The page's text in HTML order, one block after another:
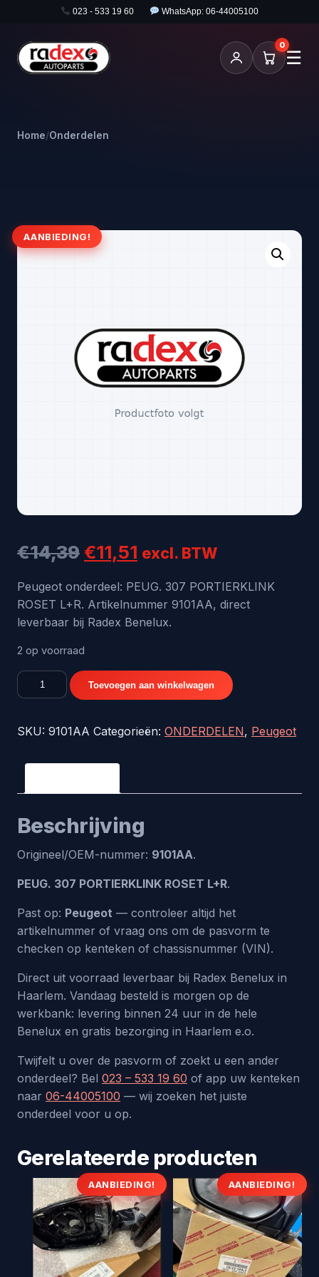
023 - 533 19 60 WhatsApp: 06-44005100
0
☰
Home/Onderdelen
AANBIEDING!
€14,39Oorspronkelijke
prijs
was:
€11,51 Huidige
prijs
is:
excl. BTW
Peugeot onderdeel: PEUG. 307 PORTIERKLINK
ROSET L+R. Artikelnummer 9101AA, direct
leverbaar bij Radex Benelux.
2 op voorraad
PEUG.
307
ROSET
9101AA
Toevoegen aan winkelwagen
SKU: 9101AA Categorieën: ONDERDELEN, Peugeot
Beschrijving
Origineel/OEM-nummer: 9101AA.
PEUG. 307 PORTIERKLINK ROSET L+R.
Past op: Peugeot — controleer altijd het
artikelnummer of vraag ons om de pasvorm te
checken op kenteken of chassisnummer (VIN).
Direct uit voorraad leverbaar bij Radex Benelux in
Haarlem. Vandaag besteld is morgen op de
werkbank: levering binnen 24 uur in de hele
Benelux en gratis bezorging in Haarlem e.o.
Twijfelt u over de pasvorm of zoekt u een ander
onderdeel? Bel 023 – 533 19 60 of app uw kenteken
naar 06-44005100 — wij zoeken het juiste
onderdeel voor u op.
Gerelateerde producten
AANBIEDING! AANBIEDING!